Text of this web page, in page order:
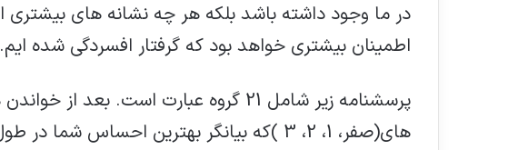
اطمینان بیشتری خواهد بود که گرفتار افسردگی شده ایم.
پرسشنامه زیر شامل 21 گروه عبارت است. بعد